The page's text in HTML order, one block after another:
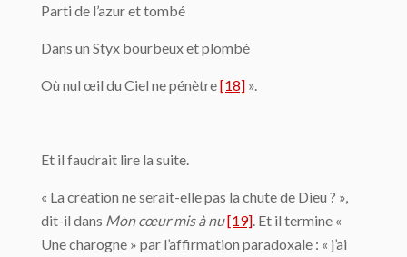
Parti de l’azur et tombé
Dans un Styx bourbeux et plombé
Où nul œil du Ciel ne pénètre[18] ».
Et il faudrait lire la suite.
« La création ne serait-elle pas la chute de Dieu ? »,
dit-il dans Mon cœur mis à nu[19] . Et il termine «
Une charogne » par l’affirmation paradoxale : « j’ai